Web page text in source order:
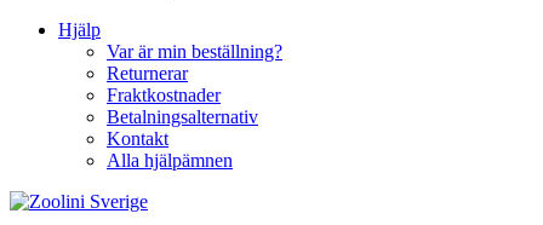
Hjälp
Var är min beställning?
Returnerar
Fraktkostnader
Betalningsalternativ
Kontakt
Alla hjälpämnen